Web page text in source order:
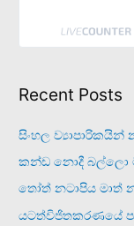
Recent Posts
සිංහල ව්‍යාපාරිකයින්
කන්ඩ නොදී බල්ලො
තෝත් නටාපිය
යටත්විජිතකරණයේ